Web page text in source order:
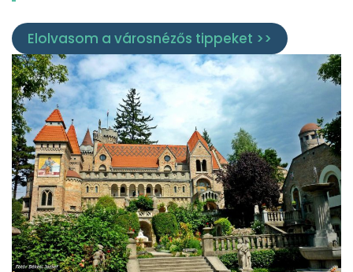
Elolvasom a városnézős tippeket >>